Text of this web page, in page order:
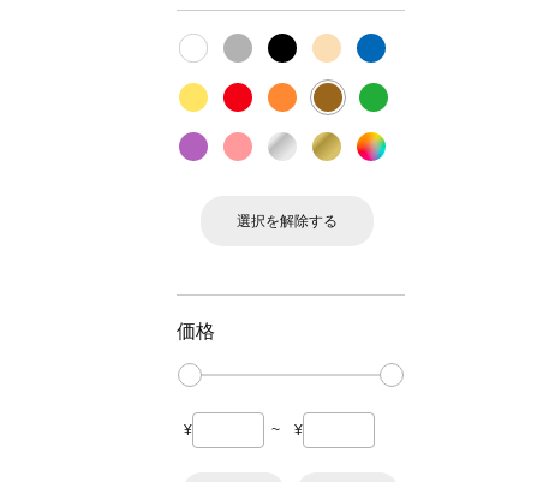
選択を解除する
価格
¥ ~ ¥